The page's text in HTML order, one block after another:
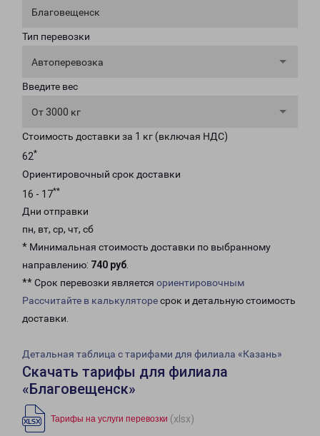
Благовещенск
Тип перевозки
Автоперевозка
Введите вес
От 3000 кг
Стоимость доставки за 1 кг (включая НДС)
62*
Ориентировочный срок доставки
16 - 17**
Дни отправки
пн, вт, ср, чт, сб
* Минимальная стоимость доставки по выбранному
направлению: 740 руб.
** Срок перевозки является ориентировочным
Рассчитайте в калькуляторесрок и детальную стоимость
доставки.
Детальная таблица с тарифами для филиала «Казань»
Скачать тарифы для филиала
«Благовещенск»
Тарифы на услуги перевозки (xlsx)